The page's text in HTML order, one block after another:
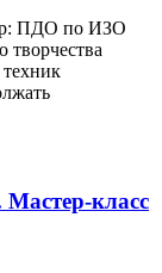
ПДО по ИЗО
творчества
класс